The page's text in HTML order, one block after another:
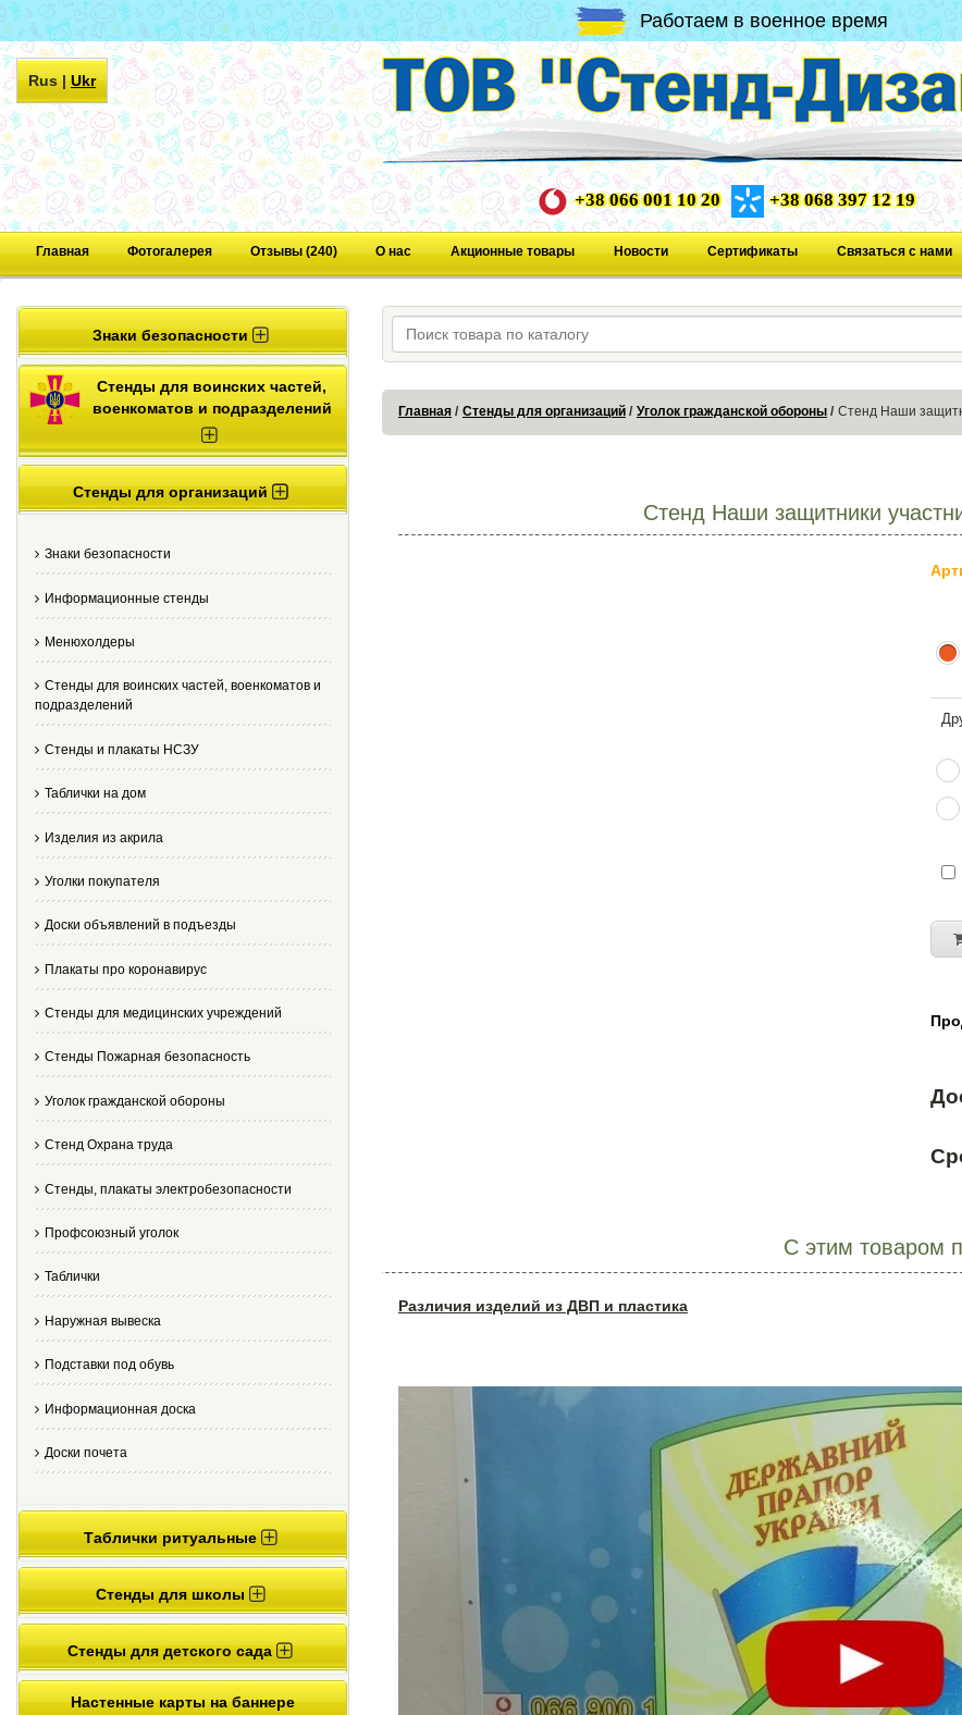
Работаем в военное время
Rus|Ukr
+38 066 001 10 20 +38 068 397 12 19
Главная Фотогалерея Отзывы (240) О нас Акционные товары Новости Сертификаты Связаться с нами
Знаки безопасности
Стенды для воинских частей,
военкоматов и подразделений
Стенды для организаций
Знаки безопасности
Информационные стенды
Менюхолдеры
Стенды для воинских частей, военкоматов и
подразделений
Стенды и плакаты НСЗУ
Таблички на дом
Изделия из акрила
Уголки покупателя
Доски объявлений в подъезды
Плакаты про коронавирус
Стенды для медицинских учреждений
Стенды Пожарная безопасность
Уголок гражданской обороны
Стенд Охрана труда
Стенды, плакаты электробезопасности
Профсоюзный уголок
Таблички
Наружная вывеска
Подставки под обувь
Информационная доска
Доски почета
Таблички ритуальные
Стенды для школы
Стенды для детского сада
Настенные карты на баннере
Главная Стенды для организаций Уголок гражданской обороны Стенд Наши
Стенд Наши защитники
С этим товаром
Различия изделий из ДВП и пластика